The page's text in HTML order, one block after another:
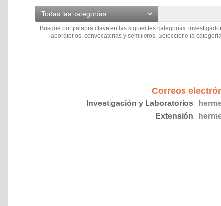
Todas las categorías
Busque por palabra clave en las siguientes categorías:
laboratorios, convocatorias y semilleros. Seleccione la
Correos
Investigación y Laboratorios
Extensión